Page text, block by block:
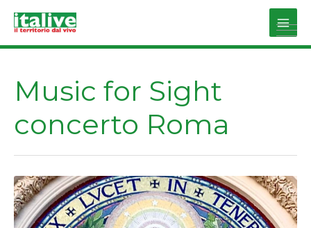
Main
Music for Sight
concerto Roma